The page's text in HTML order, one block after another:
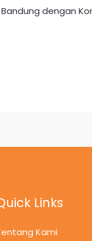
dengan
Links
Kami